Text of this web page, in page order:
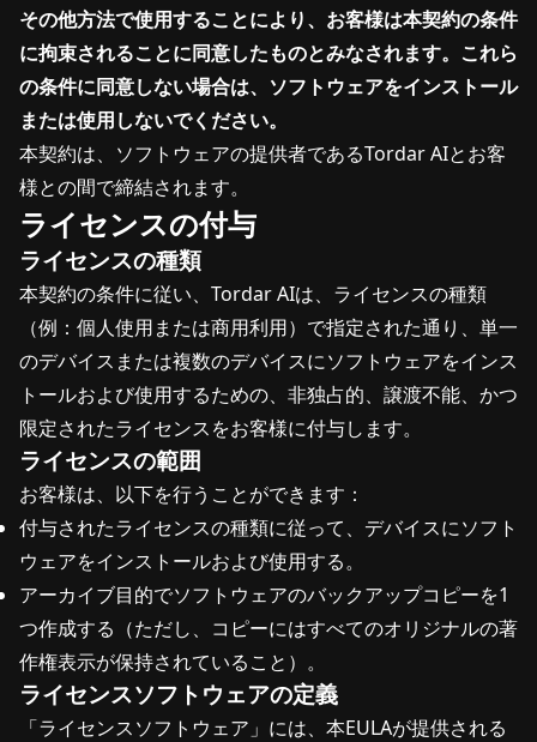
その他方法で使用することにより、お客様は本契約の条件
に拘束されることに同意したものとみなされます。これら
の条件に同意しない場合は、ソフトウェアをインストール
または使用しないでください。
本契約は、ソフトウェアの提供者であるTordar AIとお客
様との間で締結されます。
ライセンスの付与
ライセンスの種類
本契約の条件に従い、Tordar AIは、ライセンスの種類
（例：個人使用または商用利用）で指定された通り、単一
のデバイスまたは複数のデバイスにソフトウェアをインス
トールおよび使用するための、非独占的、譲渡不能、かつ
限定されたライセンスをお客様に付与します。
ライセンスの範囲
お客様は、以下を行うことができます：
付与されたライセンスの種類に従って、デバイスにソフト
ウェアをインストールおよび使用する。
アーカイブ目的でソフトウェアのバックアップコピーを1
つ作成する（ただし、コピーにはすべてのオリジナルの著
作権表示が保持されていること）。
ライセンスソフトウェアの定義
「ライセンスソフトウェア」には、本EULAが提供される